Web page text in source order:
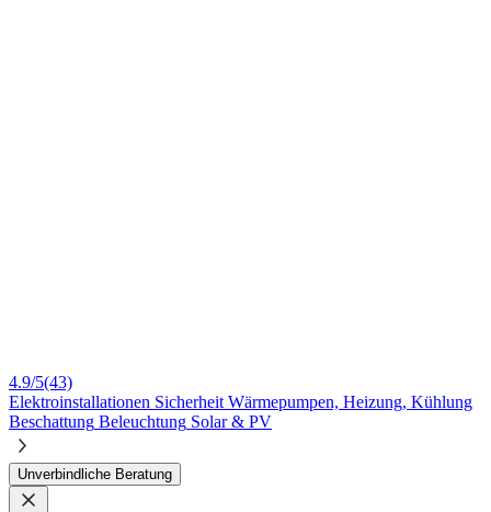
4.9/5(43)
Elektroinstallationen Sicherheit Wärmepumpen, Heizung, Kühlung
Beschattung Beleuchtung Solar & PV
Unverbindliche Beratung